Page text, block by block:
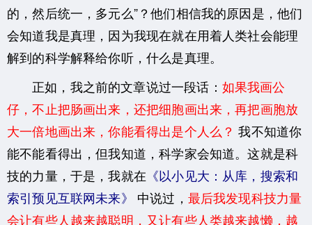
的，然后统一，多元么”？他们相信我的原因是 ，他们
会知道我是真理，因为我现在就在用着人类社会能理
解到的科学解释给你听，什么是真理。
正如，我之前的文章说过一段话： 如果我画公
仔，不止把肠画出来，还把细胞画出来，再把画胞放
大一倍地画出来，你能看得出是个人么？ 我不知道你
能不能看得出，但我知道，科学家会知道。这就是科
技的力量，于是，我就在 《以小见大：从库，搜索和
索引预见互联网未来》
中说过， 最后我发现科技力量
会让有些人越来越聪明，又让有些人类越来越懒，越